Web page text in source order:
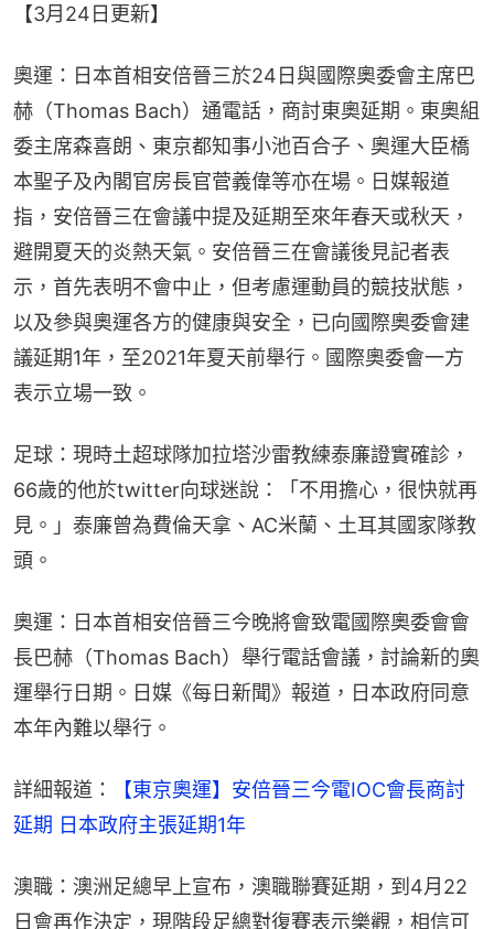
【3月24日更新】
奧運：日本首相安倍晉三於24日與國際奧委會主席巴
赫（Thomas Bach）通電話，商討東奧延期。東奧組
委主席森喜朗、東京都知事小池百合子、奧運大臣橋
本聖子及內閣官房長官菅義偉等亦在場。日媒報道
指，安倍晉三在會議中提及延期至來年春天或秋天，
避開夏天的炎熱天氣。安倍晉三在會議後見記者表
示，首先表明不會中止，但考慮運動員的競技狀態，
以及參與奧運各方的健康與安全，已向國際奧委會建
議延期1年，至2021年夏天前舉行。國際奧委會一方
表示立場一致。
足球：現時土超球隊加拉塔沙雷教練泰廉證實確診，
66歲的他於twitter向球迷說：「不用擔心，很快就再
見。」泰廉曾為費倫天拿、AC米蘭、土耳其國家隊教
頭。
奧運：日本首相安倍晉三今晚將會致電國際奧委會會
長巴赫（Thomas Bach）舉行電話會議，討論新的奧
運舉行日期。日媒《每日新聞》報道，日本政府同意
本年內難以舉行。
詳細報道：
【東京奧運】安倍晉三今電IOC會長商討
延期 日本政府主張延期1年
澳職：澳洲足總早上宣布，澳職聯賽延期，到4月22
日會再作決定，現階段足總對復賽表示樂觀，相信可